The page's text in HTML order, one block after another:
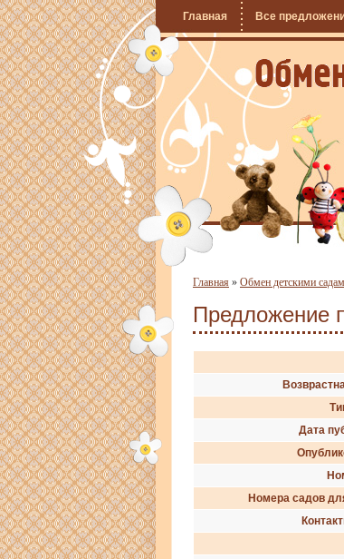
Главная Все
Главная » Обмен детскими
Предложение
Дата
Номера садов